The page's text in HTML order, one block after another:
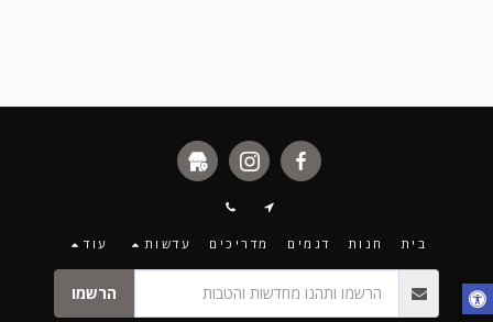
בית חנות דגמים מדריכים עדשות עוד
הרשמו